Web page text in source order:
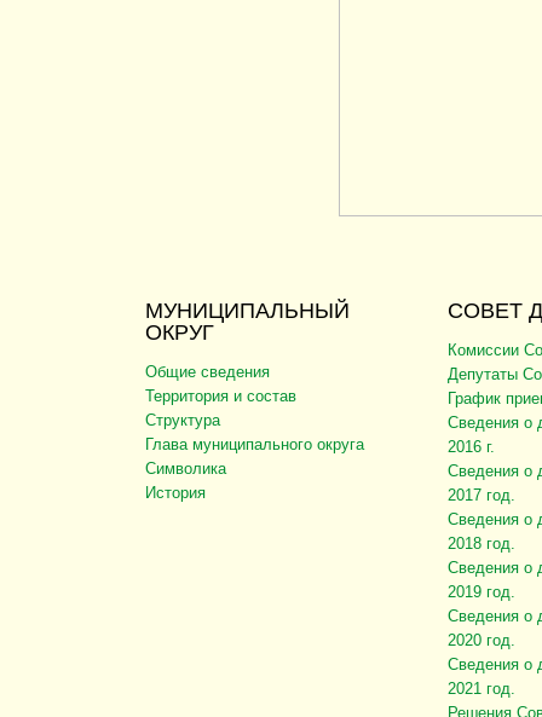
МУНИЦИПАЛЬНЫЙ
ОКРУГ
Общие сведения
Территория и состав
Структура
Глава муниципального округа
Символика
История
СОВЕТ
Комиссии
Депутаты
График
Сведения о
2016 г.
Сведения о
2017 год.
Сведения о
2018 год.
Сведения о
2019 год.
Сведения о
2020 год.
Сведения о
2021 год.
Решения